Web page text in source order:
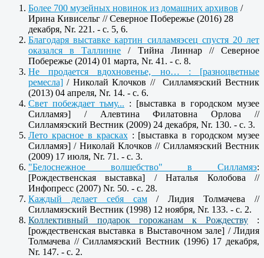
Более 700 музейных новинок из домашних архивов /
Ирина Кивисельг // Северное Побережье (2016) 28
декабря, Nr. 221. - c. 5, 6.
Благодаря выставке картин силламяэсец спустя 20 лет
оказался в Таллинне / Тийна Линнар // Северное
Побережье (2014) 01 марта, Nr. 41. - c. 8.
Не продается вдохновенье, но… : [разноцветные
ремесла] / Николай Клочков // Силламяэский Вестник
(2013) 04 апреля, Nr. 14. - c. 6.
Свет побеждает тьму... : [выставка в городском музее
Силламяэ] / Алевтина Филатовна Орлова //
Силламяэский Вестник (2009) 24 декабря, Nr. 130. - c. 3.
Лето красное в красках: [выставка в городском музее
Силламяэ] / Николай Клочков // Силламяэский Вестник
(2009) 17 июля, Nr. 71. - c. 3.
"Белоснежное волшебство" в Силламяэ:
[Рождественская выставка] / Наталья Колобова //
Инфопресс (2007) Nr. 50. - c. 28.
Каждый делает себя сам/ Лидия Толмачева //
Силламяэский Вестник (1998) 12 ноября, Nr. 133. - c. 2.
Коллективный подарок горожанам к Рождеству :
[рождественская выставка в Выставочном зале] / Лидия
Толмачева // Силламяэский Вестник (1996) 17 декабря,
Nr. 147. - c. 2.